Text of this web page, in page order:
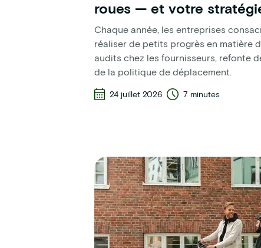
roues — et votre
Chaque année, les entreprises
réaliser de petits progrès en matière
audits chez les fournisseurs, refonte
de la politique de déplacement.
24 juillet 2026 7 minutes